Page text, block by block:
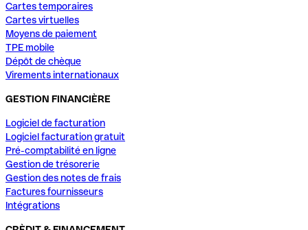
Cartes temporaires
Cartes virtuelles
Moyens de paiement
TPE mobile
Dépôt de chèque
Virements internationaux
GESTION FINANCIÈRE
Logiciel de facturation
Logiciel facturation gratuit
Pré-comptabilité en ligne
Gestion de trésorerie
Gestion des notes de frais
Factures fournisseurs
Intégrations